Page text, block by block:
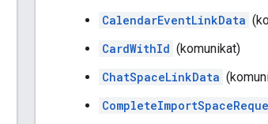
CalendarEventLinkData
CardWithId (komunikat)
ChatSpaceLinkData